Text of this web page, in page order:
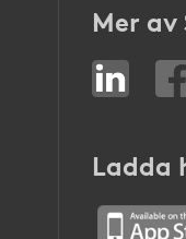
Mer
Ladda